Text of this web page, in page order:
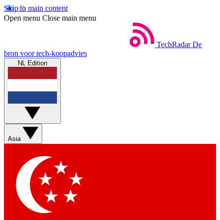
Skip to main content
Open menu Close main menu
TechRadar De
bron voor tech-koopadvies
NL Edition
Asia